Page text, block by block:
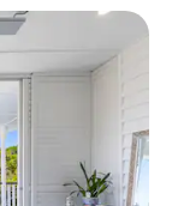
gosti”